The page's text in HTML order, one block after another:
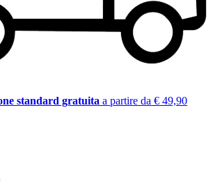
standard gratuita a partire da € 49,90